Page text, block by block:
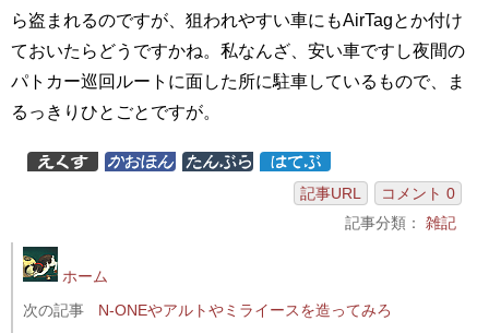
ら盗まれるのですが、狙われやすい車にもAirTagとか付け
ておいたらどうですかね。私なんざ、安い車ですし夜間の
パトカー巡回ルートに面した所に駐車しているもので、ま
るっきりひとごとですが。
記事URL
コメント 0
記事分類： 雑記
ホーム
次の記事
N-ONEやアルトやミライースを造ってみろ